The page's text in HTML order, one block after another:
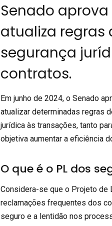
Senado aprova
atualiza regras
segurança
contratos.
Em junho de 2024, o Senado
atualizar determinadas regras
jurídica às transações, tanto
objetiva aumentar a eficiência
O que é o PL dos
Considera-se que o Projeto de
reclamações frequentes dos
seguro e a lentidão nos